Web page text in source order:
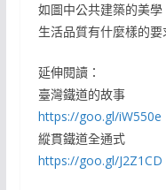
如圖中公共建築的美
生活品質有什麼樣的要
延伸閱讀：
臺灣鐵道的故事
https://goo.gl/iW550e
縱貫鐵道全通式
https://goo.gl/J2Z1CD